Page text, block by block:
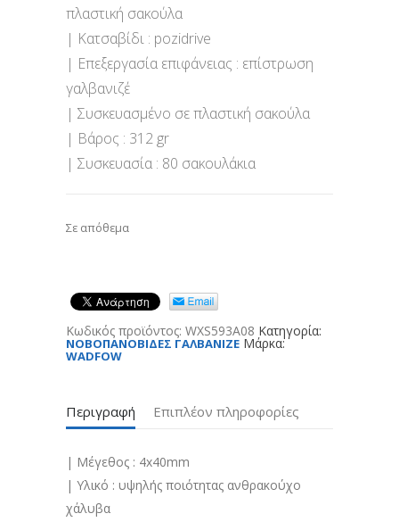
πλαστική σακούλα
| Κατσαβίδι : pozidrive
| Επεξεργασία επιφάνειας : επίστρωση
γαλβανιζέ
| Συσκευασμένο σε πλαστική σακούλα
| Βάρος : 312 gr
| Συσκευασία : 80 σακουλάκια
Σε απόθεμα
Κωδικός προϊόντος: WXS593A08 Κατηγορία:
ΝΟΒΟΠΑΝΟΒΙΔΕΣ ΓΑΛΒΑΝΙΖΕ Μάρκα:
WADFOW
Περιγραφή Επιπλέον πληροφορίες
| Μέγεθος : 4x40mm
| Υλικό : υψηλής ποιότητας ανθρακούχο
χάλυβα